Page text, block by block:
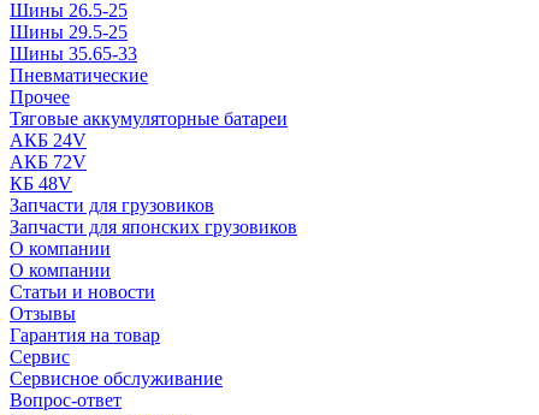
Шины 26.5-25
Шины 29.5-25
Шины 35.65-33
Пневматические
Прочее
Тяговые аккумуляторные батареи
АКБ 24V
АКБ 72V
КБ 48V
Запчасти для грузовиков
Запчасти для японских грузовиков
О компании
О компании
Статьи и новости
Отзывы
Гарантия на товар
Сервис
Сервисное обслуживание
Вопрос-ответ